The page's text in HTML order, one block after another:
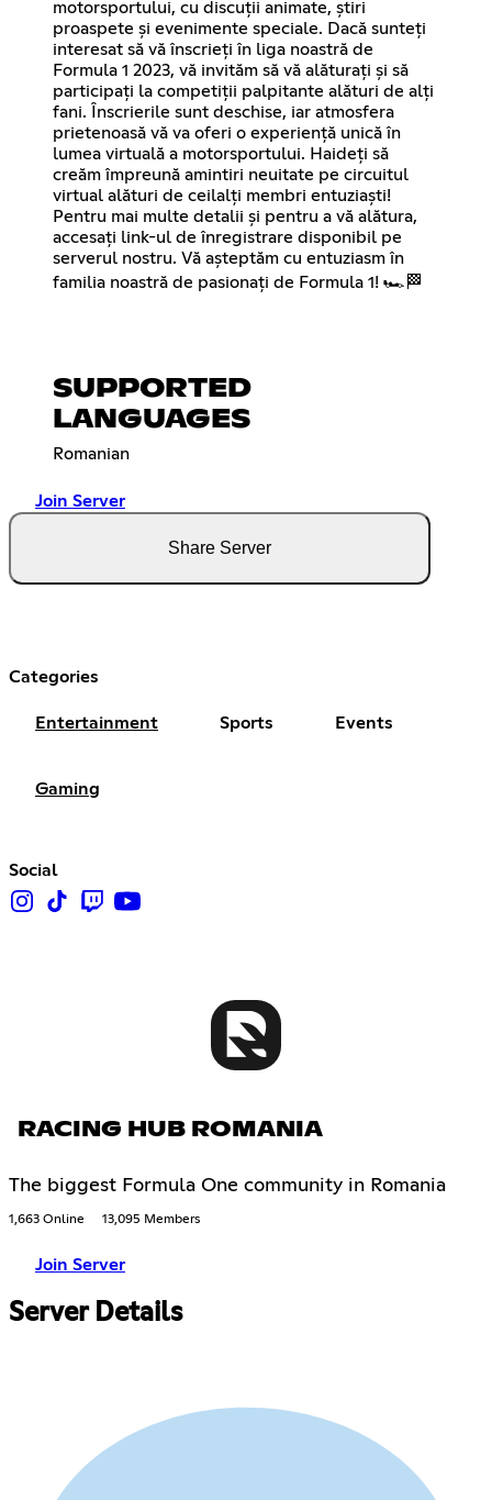
motorsportului, cu discuții animate, știri
proaspete și evenimente speciale. Dacă sunteți
interesat să vă înscrieți în liga noastră de
Formula 1 2023, vă invităm să vă alăturați și să
participați la competiții palpitante alături de alți
fani. Înscrierile sunt deschise, iar atmosfera
prietenoasă vă va oferi o experiență unică în
lumea virtuală a motorsportului. Haideți să
creăm împreună amintiri neuitate pe circuitul
virtual alături de ceilalți membri entuziaști!
Pentru mai multe detalii și pentru a vă alătura,
accesați link-ul de înregistrare disponibil pe
serverul nostru. Vă așteptăm cu entuziasm în
familia noastră de pasionați de Formula 1! 🏎️🏁
SUPPORTED
LANGUAGES
Romanian
Join Server
Share Server
Categories
Entertainment Sports Events
Gaming
Social
RACING HUB ROMANIA
The biggest Formula One community in Romania
1,663 Online 13,095 Members
Join Server
Server Details